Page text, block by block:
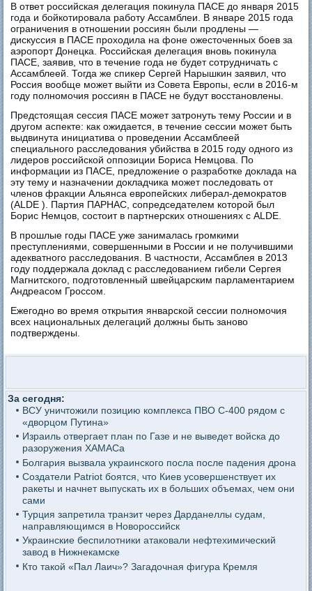
В ответ российская делегация покинула ПАСЕ до января 2015
года и бойкотировала работу Ассамблеи. В январе 2015 года
ограничения в отношении россиян были продлены —
дискуссия в ПАСЕ проходила на фоне ожесточенных боев за
аэропорт Донецка. Российская делегация вновь покинула
ПАСЕ, заявив, что в течение года не будет сотрудничать с
Ассамблеей. Тогда же спикер Сергей Нарышкин заявил, что
Россия вообще может выйти из Совета Европы, если в 2016-м
году полномочия россиян в ПАСЕ не будут восстановлены.
Предстоящая сессия ПАСЕ может затронуть тему России и в
другом аспекте: как ожидается, в течение сессии может быть
выдвинута инициатива о проведении Ассамблеей
специального расследования убийства в 2015 году одного из
лидеров российской оппозиции Бориса Немцова. По
информации из ПАСЕ, предложение о разработке доклада на
эту тему и назначении докладчика может последовать от
членов фракции Альянса европейских либерал-демократов
(ALDE ). Партия ПАРНАС, сопредседателем которой был
Борис Немцов, состоит в партнерских отношениях с ALDE.
В прошлые годы ПАСЕ уже занималась громкими
преступлениями, совершенными в России и не получившими
адекватного расследования. В частности, Ассамблея в 2013
году поддержала доклад с расследованием гибели Сергея
Магнитского, подготовленный швейцарским парламентарием
Андреасом Гроссом.
Ежегодно во время открытия январской сессии полномочия
всех национальных делегаций должны быть заново
подтверждены.
За сегодня:
ВСУ уничтожили позицию комплекса ПВО С-400 рядом с
«дворцом Путина»
Израиль отвергает план по Газе и не выведет войска до
разоружения ХАМАСа
Болгария вызвала украинского посла после падения дрона
Создатели Patriot боятся, что Киев усовершенствует их
ракеты и начнет выпускать их в больших объемах, чем они
сами
Турция запретила транзит через Дарданеллы судам,
направляющимся в Новороссийск
Украинские беспилотники атаковали нефтехимический
завод в Нижнекамске
Кто такой «Пал Лаич»? Загадочная фигура Кремля